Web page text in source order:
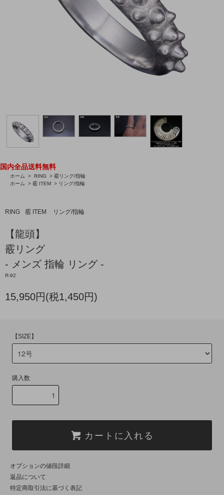
国内全品送料無料
ホーム > RING > 霰リング/指輪
ホーム
> 霰 ITEM > リング/指輪
RING 霰 ITEM リング/指輪
【龍頭】
霰リング
- メンズ 指輪 リング -
R-92
15,950円(税1,450円)
【SIZE】
購入数
カートに入れる
オプションの値段詳細
返品について
特定商取引法に基づく表記